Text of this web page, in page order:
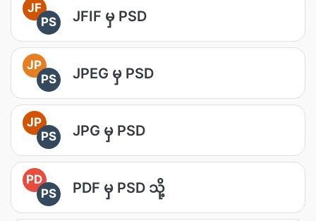
JF
PS
JFIF မှ PSD
JP
PS
JPEG မှ PSD
JP
PS
JPG မှ PSD
PD
PS
PDF မှ PSD သို့